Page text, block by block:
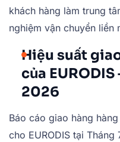
khách hàng làm trung
nghiệm vận chuyển liền
Hiệu suất
của EURODIS
2026
Báo cáo giao hàng
cho EURODIS tại